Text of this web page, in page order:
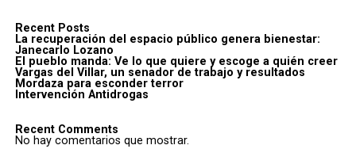
Recent Posts
La recuperación del espacio público genera bienestar:
Janecarlo Lozano
El pueblo manda: Ve lo que quiere y escoge a quién creer
Vargas del Villar, un senador de trabajo y resultados
Mordaza para esconder terror
Intervención Antidrogas
Recent Comments
No hay comentarios que mostrar.